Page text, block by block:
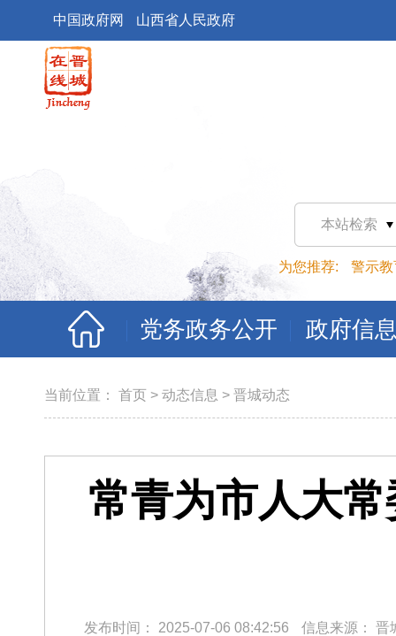
中国政府网 山西省人民政府
本站检索
为您推荐: 警示教
党务政务公开 政府信
当前位置： 首页 > 动态信息 > 晋城动态
常青为市人大
发布时间： 2025-07-06 08:42:56 信息来源： 晋